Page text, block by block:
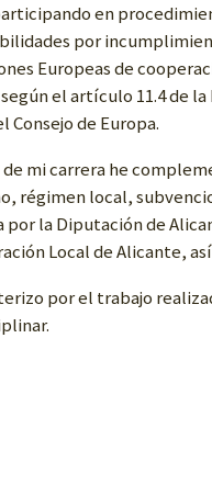
en
por
Europeas de
el artículo 11.4 de
Consejo de Europa.
de mi carrera he
régimen local,
por la Diputación de
Local de Alicante,
por el trabajo